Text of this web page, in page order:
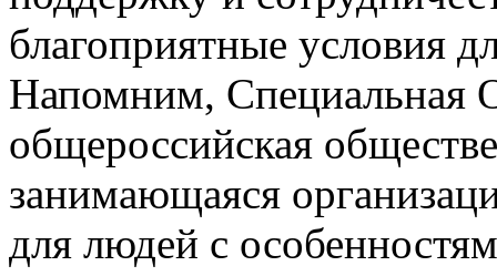
благоприятные условия
Напомним, Специальная
общероссийская
занимающаяся
для людей с